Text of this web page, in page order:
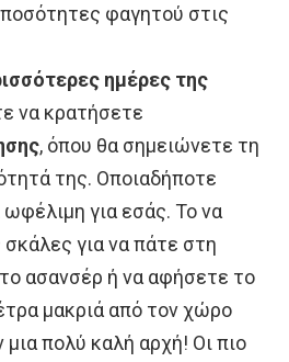
φαγητού στις
ημέρες της
να κρατήσετε
, όπου θα σημειώνετε τη
της. Οποιαδήποτε
για εσάς. Το να
για να πάτε στη
το ασανσέρ ή να αφήσετε το
μακριά από τον χώρο
πολύ καλή αρχή! Οι πιο